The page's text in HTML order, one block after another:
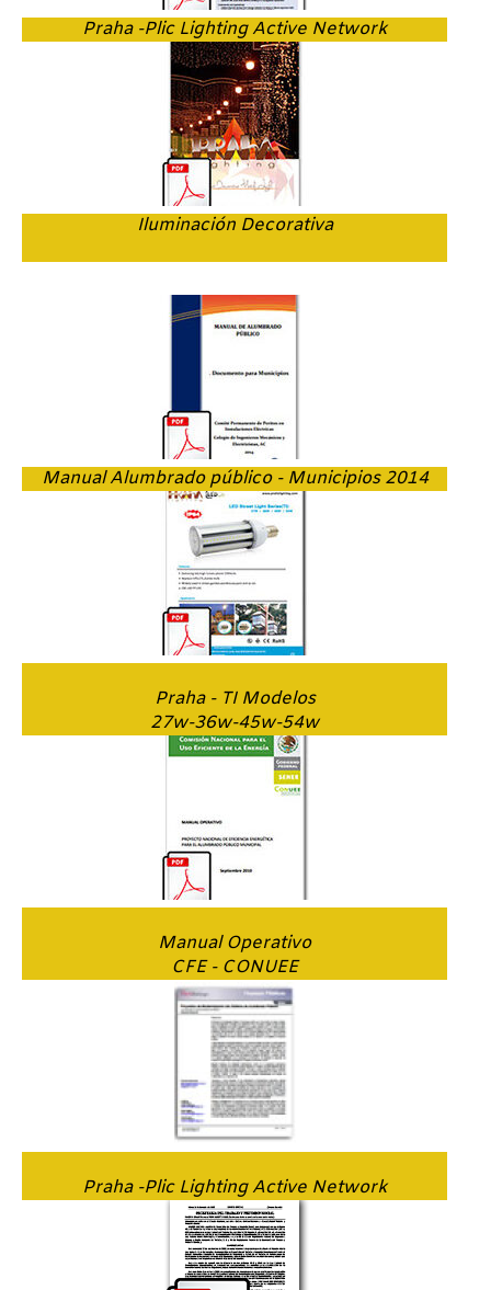
Praha -Plic Lighting Active Network
Iluminación Decorativa
Manual Alumbrado público - Municipios 2014
Praha - TI Modelos
27w-36w-45w-54w
Manual Operativo
CFE - CONUEE
Praha -Plic Lighting Active Network